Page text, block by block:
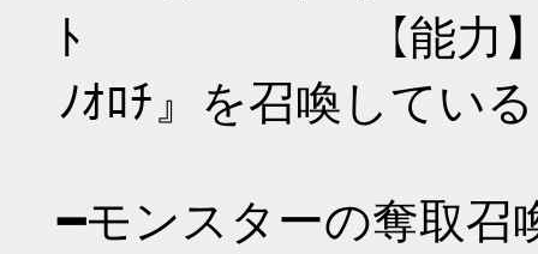
ﾄ 【能力】敵兵
ﾉｵﾛﾁ』を召喚してい
━モンスターの奪取